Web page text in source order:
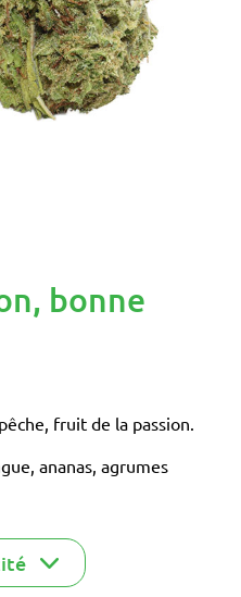
bonne
fruit de la passion.
ananas, agrumes